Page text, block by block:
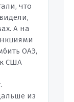
что
А на
ОАЭ,
США
из